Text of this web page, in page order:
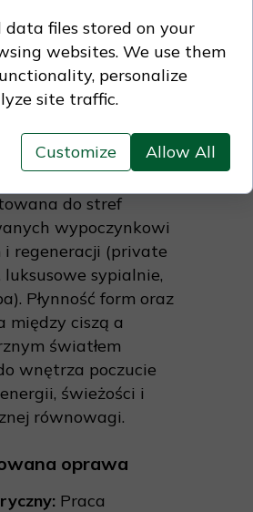
posthumanistyczne i
budując jego
ekspozycji:
akwarela o
do stref
wypoczynkowi
i regeneracji (private
luksusowe sypialnie,
Płynność form oraz
między ciszą a
światłem
wnętrza poczucie
świeżości i
równowagi.
oprawa
Praca
data files stored on your
websites. We use them
personalize
site traffic.
Customize Allow All